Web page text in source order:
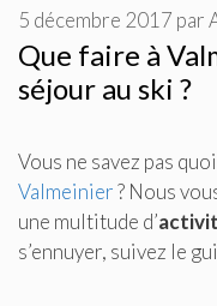
Que faire à
séjour au ski ?
5 décembre 2017 par
Vous ne savez pas
Valmeinier? Nous
une multitude d’
s’ennuyer, suivez le